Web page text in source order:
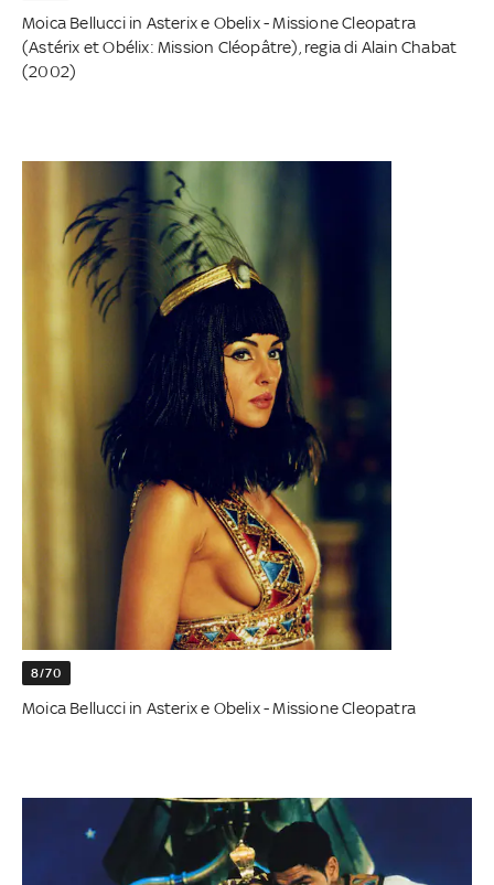
Moica Bellucci in Asterix e Obelix - Missione Cleopatra
(Astérix et Obélix: Mission Cléopâtre), regia di Alain Chabat
(2002)
8/70
Moica Bellucci in Asterix e Obelix - Missione Cleopatra